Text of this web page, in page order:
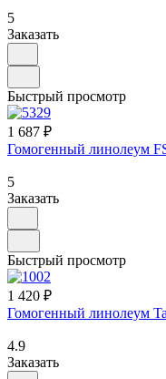
5
Заказать
Быстрый просмотр
1 687 ₽
Гомогенный линолеум
5
Заказать
Быстрый просмотр
1 420 ₽
Гомогенный линолеум
4.9
Заказать